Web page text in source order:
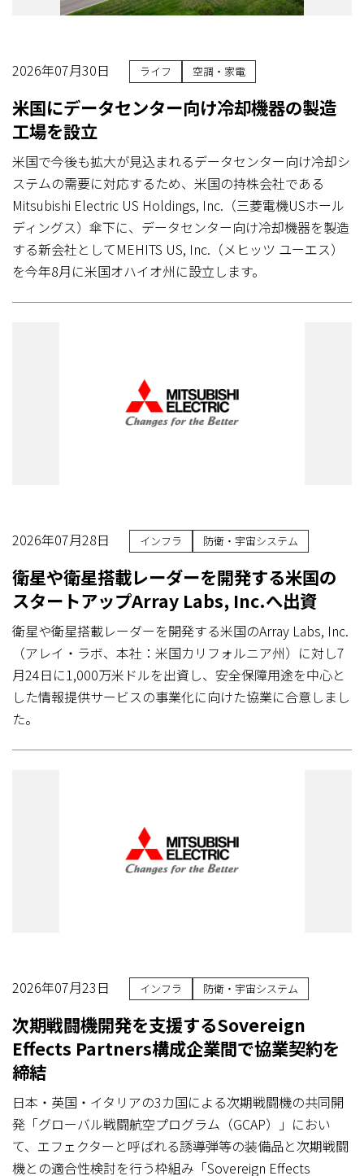
2026年07月30日 ライフ 空調・家電
米国にデータセンター向け冷却機器の製造
工場を設立
米国で今後も拡大が見込まれるデータセンター向け冷却シ
ステムの需要に対応するため、米国の持株会社である
Mitsubishi Electric US Holdings, Inc.（三菱電機USホール
ディングス）傘下に、データセンター向け冷却機器を製造
する新会社としてMEHITS US, Inc.（メヒッツ ユーエス）
を今年8月に米国オハイオ州に設立します。
2026年07月28日 インフラ 防衛・宇宙システム
衛星や衛星搭載レーダーを開発する米国の
スタートアップArray Labs, Inc.へ出資
衛星や衛星搭載レーダーを開発する米国のArray Labs, Inc.
（アレイ・ラボ、本社：米国カリフォルニア州）に対し7
月24日に1,000万米ドルを出資し、安全保障用途を中心と
した情報提供サービスの事業化に向けた協業に合意しまし
た。
2026年07月23日 インフラ 防衛・宇宙システム
次期戦闘機開発を支援するSovereign
Effects Partners構成企業間で協業契約を
締結
日本・英国・イタリアの3カ国による次期戦闘機の共同開
発「グローバル戦闘航空プログラム（GCAP）」におい
て、エフェクターと呼ばれる誘導弾等の装備品と次期戦闘
機との適合性検討を行う枠組み「Sovereign Effects